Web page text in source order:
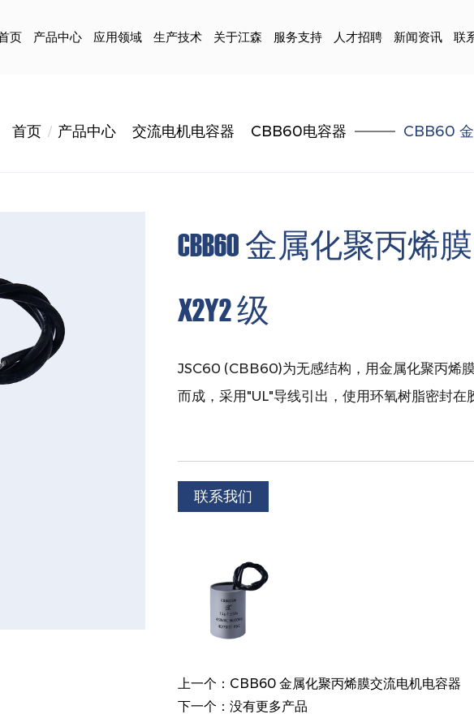
页 产品中心 应用领域 生产技术 关于江森 服务支持 人才招聘 新闻资讯 联
首页 产品中心 交流电机电容器 CBB60电容器 CBB60
CBB60 金属化聚丙烯
X2Y2 级
JSC60 (CBB60)为无感结构，用金属化聚丙烯
而成，采用"UL"导线引出，使用环氧树脂密封在
联系我们
上一个：CBB60 金属化聚丙烯膜交流电机电容器
下一个：没有更多产品